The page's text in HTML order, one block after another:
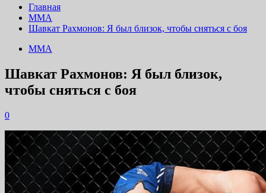
Главная
ММА
Шавкат Рахмонов: Я был близок, чтобы сняться с боя
ММА
Шавкат Рахмонов: Я был близок,
чтобы сняться с боя
0